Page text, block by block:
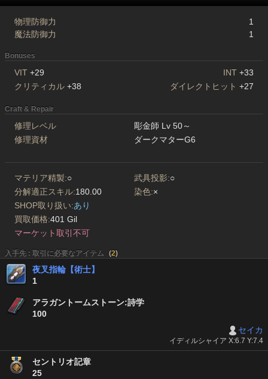
物理防御力
1
魔法防御力
1
Bonuses
VIT +29 INT +33
クリティカル +38 ダイレクトヒット +27
Craft & Repair
修理レベル
彫金師 Lv 50～
修理資材
ダークマターG6
マテリア精製:○ 武具投影:○
分解適正スキル:180.00 染色:×
SHOP取り扱い:あり
買取価格:401 Gil
マーケット取引不可
入手先 : 取引に必要なアイテム (2)
夜叉指輪【術士】
1
アラガントームストーン:詩学
100
セイカ
イディルシャイア X:6.7 Y:7.4
セントリオ記章
25